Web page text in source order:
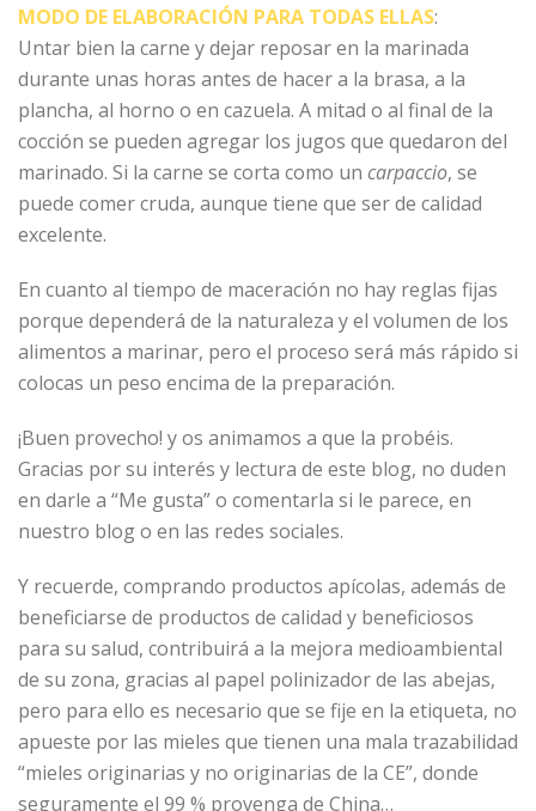
MODO DE ELABORACIÓN PARA TODAS ELLAS:
Untar bien la carne y dejar reposar en la marinada
durante unas horas antes de hacer a la brasa, a la
plancha, al horno o en cazuela. A mitad o al final de la
cocción se pueden agregar los jugos que quedaron del
marinado. Si la carne se corta como un carpaccio, se
puede comer cruda, aunque tiene que ser de calidad
excelente.
En cuanto al tiempo de maceración no hay reglas fijas
porque dependerá de la naturaleza y el volumen de los
alimentos a marinar, pero el proceso será más rápido si
colocas un peso encima de la preparación.
¡Buen provecho! y os animamos a que la probéis.
Gracias por su interés y lectura de este blog, no duden
en darle a “Me gusta” o comentarla si le parece, en
nuestro blog o en las redes sociales.
Y recuerde, comprando productos apícolas, además de
beneficiarse de productos de calidad y beneficiosos
para su salud, contribuirá a la mejora medioambiental
de su zona, gracias al papel polinizador de las abejas,
pero para ello es necesario que se fije en la etiqueta, no
apueste por las mieles que tienen una mala trazabilidad
“mieles originarias y no originarias de la CE”, donde
seguramente el 99 % provenga de China…